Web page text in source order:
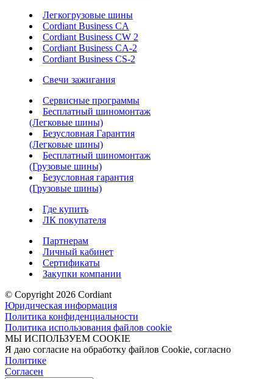
Легкогрузовые шины
Cordiant Business CA
Cordiant Business CW 2
Cordiant Business CA-2
Cordiant Business CS-2
Свечи зажигания
Сервисные программы
Бесплатный шиномонтаж
(Легковые шины)
Безусловная Гарантия
(Легковые шины)
Бесплатный шиномонтаж
(Грузовые шины)
Безусловная гарантия
(Грузовые шины)
Где купить
ЛК покупателя
Партнерам
Личный кабинет
Сертификаты
Закупки компании
© Copyright 2026 Cordiant
Юридическая информация
Политика конфиденциальности
Политика использования файлов cookie
МЫ ИСПОЛЬЗУЕМ COOKIE
Я даю согласие на обработку файлов Cookie, согласно
Политике
Согласен